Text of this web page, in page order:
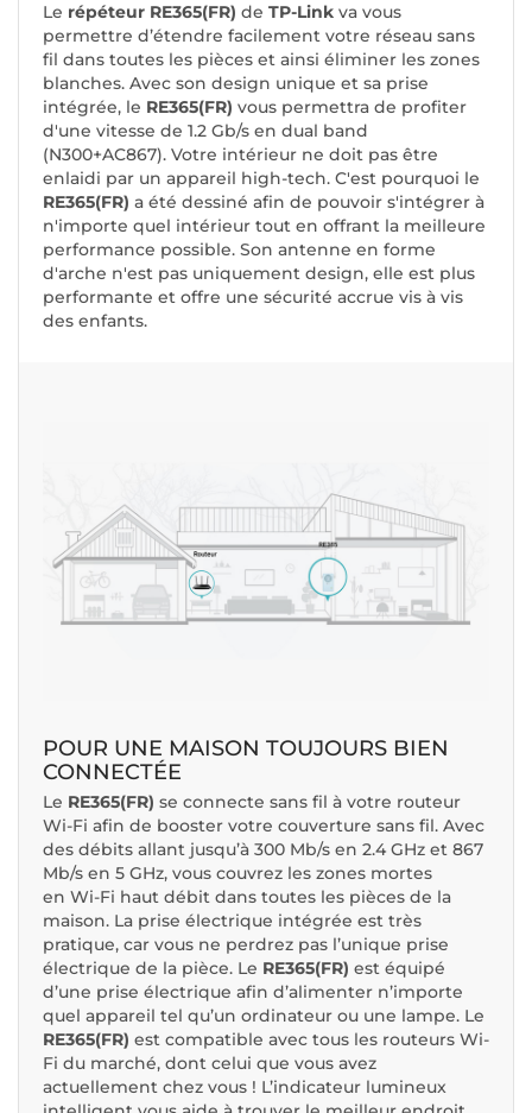
Le répéteur RE365(FR) de TP-Link va vous
permettre d’étendre facilement votre réseau sans
fil dans toutes les pièces et ainsi éliminer les zones
blanches. Avec son design unique et sa prise
intégrée, le RE365(FR) vous permettra de profiter
d'une vitesse de 1.2 Gb/s en dual band
(N300+AC867). Votre intérieur ne doit pas être
enlaidi par un appareil high-tech. C'est pourquoi le
RE365(FR) a été dessiné afin de pouvoir s'intégrer à
n'importe quel intérieur tout en offrant la meilleure
performance possible. Son antenne en forme
d'arche n'est pas uniquement design, elle est plus
performante et offre une sécurité accrue vis à vis
des enfants.
POUR UNE MAISON TOUJOURS BIEN
CONNECTÉE
Le RE365(FR) se connecte sans fil à votre routeur
Wi-Fi afin de booster votre couverture sans fil. Avec
des débits allant jusqu’à 300 Mb/s en 2.4 GHz et 867
Mb/s en 5 GHz, vous couvrez les zones mortes
en Wi-Fi haut débit dans toutes les pièces de la
maison. La prise électrique intégrée est très
pratique, car vous ne perdrez pas l’unique prise
électrique de la pièce. Le RE365(FR) est équipé
d’une prise électrique afin d’alimenter n’importe
quel appareil tel qu’un ordinateur ou une lampe. Le
RE365(FR) est compatible avec tous les routeurs Wi-
Fi du marché, dont celui que vous avez
actuellement chez vous ! L’indicateur lumineux